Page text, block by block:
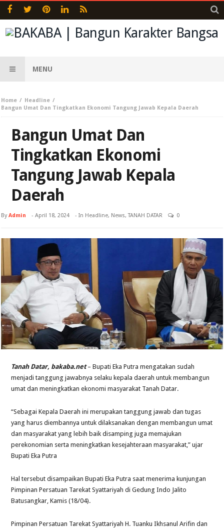
MENU
Home
Headline
Bangun Umat Dan Tingkatkan Ekonomi Tangung Jawab Kepala Daerah
Bangun Umat Dan
Tingkatkan Ekonomi
Tangung Jawab Kepala
Daerah
ByAdmin -April 18, 2024 - In Headline, News,TANAH DATAR 0
Tanah Datar, bakaba.net– Bupati Eka Putra mengatakan sudah
menjadi tanggung jawabnya selaku kepala daerah untuk membangun
umat dan meningkatkan ekonomi masyarakat Tanah Datar.
“Sebagai Kepala Daerah ini merupakan tanggung jawab dan tugas
yang harus diembannya untuk dilaksanakan dengan membangun umat
dan masyarakat yang lebih baik disamping juga memajukan
perekonomian serta meningkatkan kesejahteraan masyarakat,” ujar
Bupati Eka Putra
Hal tersebut disampaikan Bupati Eka Putra saat menerima kunjungan
Pimpinan Persatuan Tarekat Syattariyah di Gedung Indo Jalito
Batusangkar, Kamis (18/04).
Pimpinan Persatuan Tarekat Syattariyah H. Tuanku Ikhsanul Arifin dan